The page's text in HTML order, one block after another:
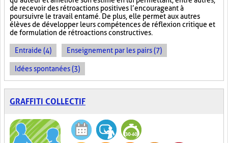
de recevoir des rétroactions positives l’encourageant à
poursuivre le travail entamé. De plus, elle permet aux autres
élèves de développer leurs compétences de réflexion critique et
de formulation de rétroactions constructives.
Entraide (4) Enseignement par les pairs (7)
Idées spontanées (3)
GRAFFITI COLLECTIF